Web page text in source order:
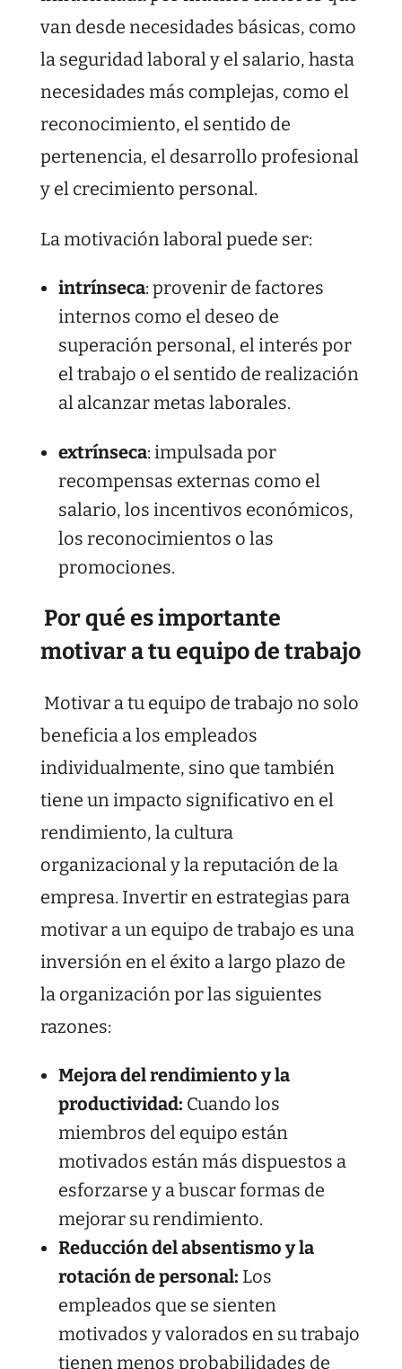
van desde necesidades básicas, como
la seguridad laboral y el salario, hasta
necesidades más complejas, como el
reconocimiento, el sentido de
pertenencia, el desarrollo profesional
y el crecimiento personal.
La motivación laboral puede ser:
intrínseca: provenir de factores
internos como el deseo de
superación personal, el interés por
el trabajo o el sentido de realización
al alcanzar metas laborales.
extrínseca: impulsada por
recompensas externas como el
salario, los incentivos económicos,
los reconocimientos o las
promociones.
Por qué es importante
motivar a tu equipo de trabajo
Motivar a tu equipo de trabajo no solo
beneficia a los empleados
individualmente, sino que también
tiene un impacto significativo en el
rendimiento, la cultura
organizacional y la reputación de la
empresa. Invertir en estrategias para
motivar a un equipo de trabajo es una
inversión en el éxito a largo plazo de
la organización por las siguientes
razones:
Mejora del rendimiento y la
productividad: Cuando los
miembros del equipo están
motivados están más dispuestos a
esforzarse y a buscar formas de
mejorar su rendimiento.
Reducción del absentismo y la
rotación de personal: Los
empleados que se sienten
motivados y valorados en su trabajo
tienen menos probabilidades de